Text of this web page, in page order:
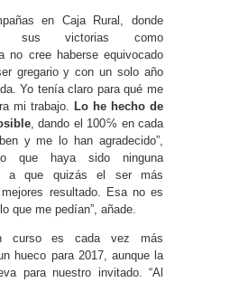
en Caja Rural, donde
sus victorias como
no cree haberse equivocado
gregario y con un solo año
Yo tenía claro para qué me
mi trabajo. Lo he hecho de
, dando el 100℅ en cada
y me lo han agradecido”,
que haya sido ninguna
a que quizás el ser más
resultado. Esa no es
que me pedían”, añade.
curso es cada vez más
hueco para 2017, aunque la
para nuestro invitado. “Al